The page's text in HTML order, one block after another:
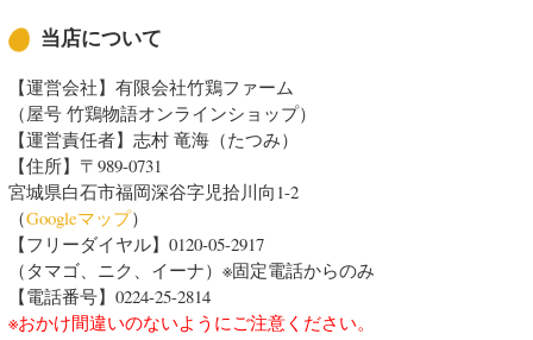
当店について
【運営会社】有限会社竹鶏ファーム
（屋号 竹鶏物語オンラインショップ）
【運営責任者】志村 竜海（たつみ）
【住所】〒989-0731
宮城県白石市福岡深谷字児拾川向1-2
（Googleマップ）
【フリーダイヤル】0120-05-2917
（タマゴ、ニク、イーナ）※固定電話からのみ
【電話番号】0224-25-2814
※おかけ間違いのないようにご注意ください。